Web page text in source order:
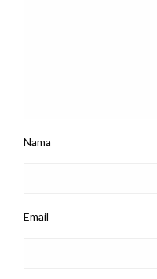
Nama
Email